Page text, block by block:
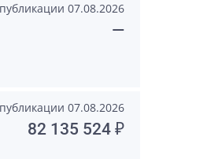
07.08.2026
—
07.08.2026
82 135 524 ₽